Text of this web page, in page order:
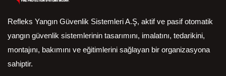
Refleks Yangın Güvenlik Sistemleri A.Ş, aktif ve pasif otomatik
yangın güvenlik sistemlerinin tasarımını, imalatını, tedarikini,
montajını, bakımını ve eğitimlerini sağlayan bir organizasyona
sahiptir.